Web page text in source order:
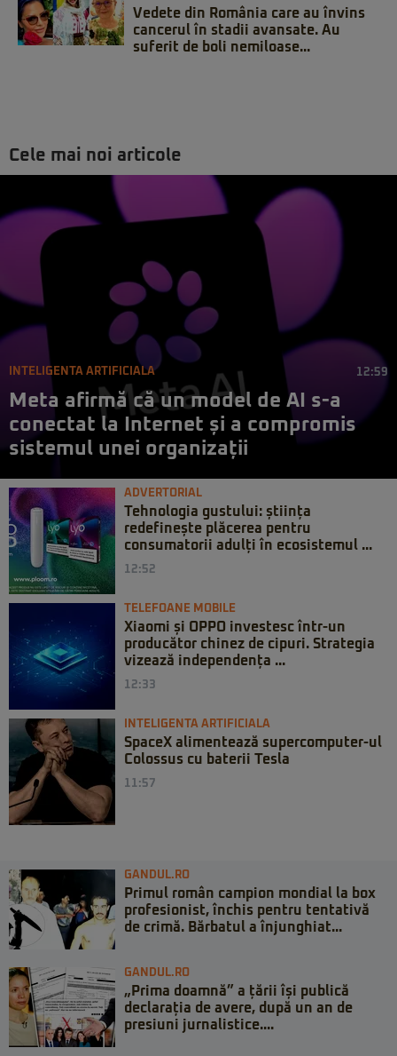
Vedete din România care au învins
cancerul în stadii avansate. Au
suferit de boli nemiloase...
Cele mai noi articole
INTELIGENTA ARTIFICIALA 12:59
Meta afirmă că un model de AI s-a
conectat la Internet și a compromis
sistemul unei organizații
ADVERTORIAL
Tehnologia gustului: știința
redefinește plăcerea pentru
consumatorii adulți în ecosistemul ...
12:52
TELEFOANE MOBILE
Xiaomi și OPPO investesc într-un
producător chinez de cipuri. Strategia
vizează independența ...
12:33
INTELIGENTA ARTIFICIALA
SpaceX alimentează supercomputer-ul
Colossus cu baterii Tesla
11:57
GANDUL.RO
Primul român campion mondial la box
profesionist, închis pentru tentativă
de crimă. Bărbatul a înjunghiat...
GANDUL.RO
„Prima doamnă” a țării își publică
declarația de avere, după un an de
presiuni jurnalistice....